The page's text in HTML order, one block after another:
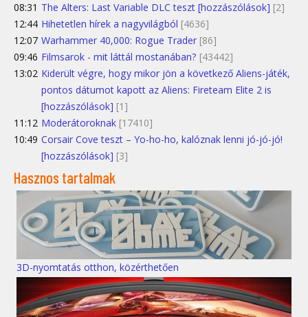
08:31 The Alters: Last Variable DLC teszt [hozzászólások] [2]
12:44 Hihetetlen hírek a nagyvilágból [4636]
12:07 Warhammer 40,000: Rogue Trader [86]
09:46 Filmsarok - mit láttál mostanában? [43442]
13:02 Kiderült végre, hogy mikor jön a következő Aliens-játék,
pontos dátumot kapott az Aliens: Fireteam Elite 2 is
[hozzászólások] [1]
11:12 Moderátoroknak [17410]
10:49 Corsair Cove teszt – Yo-ho-ho, kalóznak lenni jó-jó-jó!
[hozzászólások] [3]
Hasznos tartalmak
3D-nyomtatás otthon, közérthetően